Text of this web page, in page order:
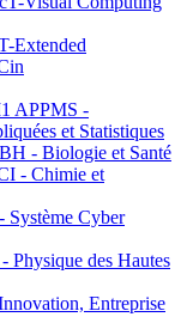
Extended
APPMS -
et Statistiques
- Biologie et Santé
- Chimie et
Système Cyber
des Hautes
Entreprise